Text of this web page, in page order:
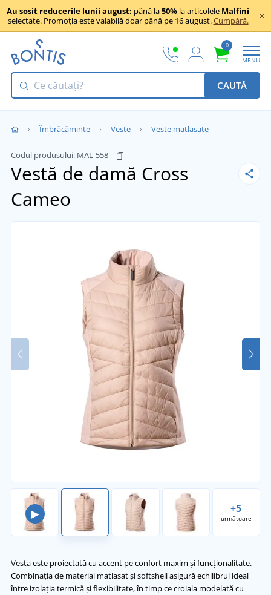
Au sosit reducerile lunii august: până la50% la articolele Malfini
selectate. Promoția este valabilă doar până pe 16 august.Cumpără.
0
MENU
CAUTĂ
Îmbrăcăminte Veste Veste matlasate
Codul produsului: MAL-558
Vestă de damă Cross
Cameo
▶ +5
următoare
Vesta este proiectată cu accent pe confort maxim și funcționalitate.
Combinația de material matlasat și softshell asigură echilibrul ideal
între izolația termică și flexibilitate, în timp ce croiala modelată cu